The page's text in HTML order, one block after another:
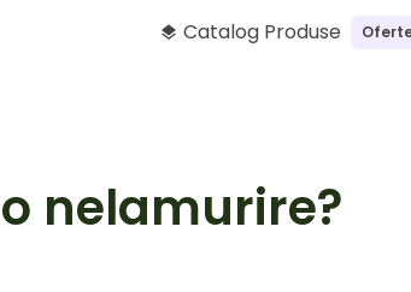
layers Catalog Produse
nelamurire?